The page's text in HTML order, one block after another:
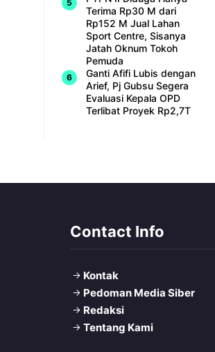
Terima Rp30 M dari
Rp152 M Jual Lahan
Sport Centre, Sisanya
Jatah Oknum Tokoh
Pemuda
Ganti Afifi Lubis dengan
Arief, Pj Gubsu Segera
Evaluasi Kepala OPD
Terlibat Proyek Rp2,7T
Contact Info
Kontak
Pedoman Media Siber
Redaksi
Tentang Kami